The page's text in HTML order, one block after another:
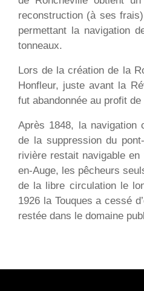
de Roncheville obtient
reconstruction (à ses
permettant la navigation
Lors de la création de la
Honfleur, juste avant la
fut abandonnée au profit
Après 1848, la navigation
de la suppression du
rivière restait navigable en
en-Auge, les pêcheurs
de la libre circulation le
1926 la Touques a cessé
restée dans le domaine